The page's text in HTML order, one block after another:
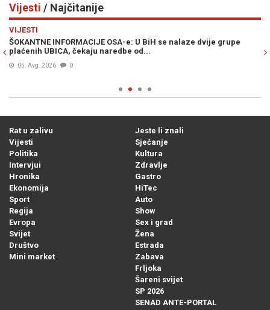
Vijesti / Najčitanije
VIJESTI
ŠOKANTNE INFORMACIJE OSA-e: U BiH se nalaze dvije grupe
plaćenih UBICA, čekaju naredbe od...
05. Avg. 2026 0
Rat u zalivu
Vijesti
Politika
Intervjui
Hronika
Ekonomija
Sport
Regija
Evropa
Svijet
Društvo
Mini market
Jeste li znali
Sjećanje
Kultura
Zdravlje
Gastro
HiTec
Auto
Show
Sex i grad
Žena
Estrada
Zabava
Frljoka
Šareni svijet
SP 2026
SENAD ANTE-PORTAL